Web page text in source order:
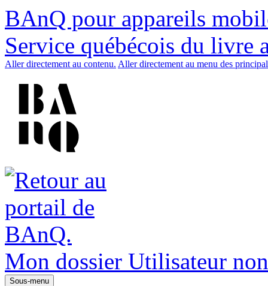
BAnQ pour appareils
Service québécois du livre
Aller directement au contenu. Aller directement au menu des
Mon dossier Utilisateur
Sous-menu